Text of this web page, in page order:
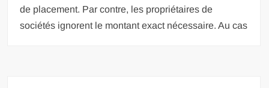
de placement. Par contre, les propriétaires de
sociétés ignorent le montant exact nécessaire. Au cas